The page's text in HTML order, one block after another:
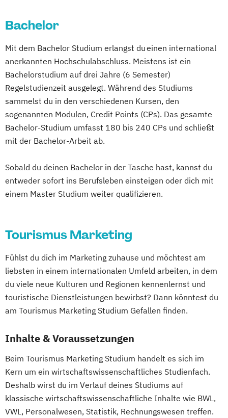
Bachelor
Mit dem Bachelor Studium erlangst du einen international
anerkannten Hochschulabschluss. Meistens ist ein
Bachelorstudium auf drei Jahre (6 Semester)
Regelstudienzeit ausgelegt. Während des Studiums
sammelst du in den verschiedenen Kursen, den
sogenannten Modulen, Credit Points (CPs). Das gesamte
Bachelor-Studium umfasst 180 bis 240 CPs und schließt
mit der Bachelor-Arbeit ab.
Sobald du deinen Bachelor in der Tasche hast, kannst du
entweder sofort ins Berufsleben einsteigen oder dich mit
einem Master Studium weiter qualifizieren.
Tourismus Marketing
Fühlst du dich im Marketing zuhause und möchtest am
liebsten in einem internationalen Umfeld arbeiten, in dem
du viele neue Kulturen und Regionen kennenlernst und
touristische Dienstleistungen bewirbst? Dann könntest du
am Tourismus Marketing Studium Gefallen finden.
Inhalte & Voraussetzungen
Beim Tourismus Marketing Studium handelt es sich im
Kern um ein wirtschaftswissenschaftliches Studienfach.
Deshalb wirst du im Verlauf deines Studiums auf
klassische wirtschaftswissenschaftliche Inhalte wie BWL,
VWL, Personalwesen, Statistik, Rechnungswesen treffen.